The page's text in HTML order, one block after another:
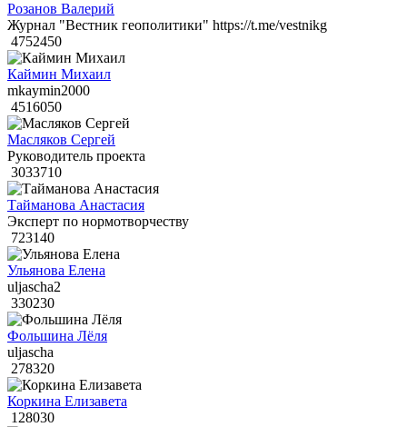
Розанов Валерий
Журнал "Вестник геополитики" https://t.me/vestnikg
4752450
Каймин Михаил
mkaymin2000
4516050
Масляков Сергей
Руководитель проекта
3033710
Тайманова Анастасия
Эксперт по нормотворчеству
723140
Ульянова Елена
uljascha2
330230
Фольшина Лёля
uljascha
278320
Коркина Елизавета
128030